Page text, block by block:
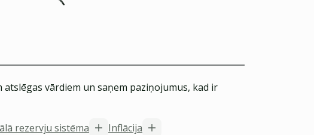
atslēgas vārdiem un saņem paziņojumus, kad ir
rezervju sistēma Inflācija